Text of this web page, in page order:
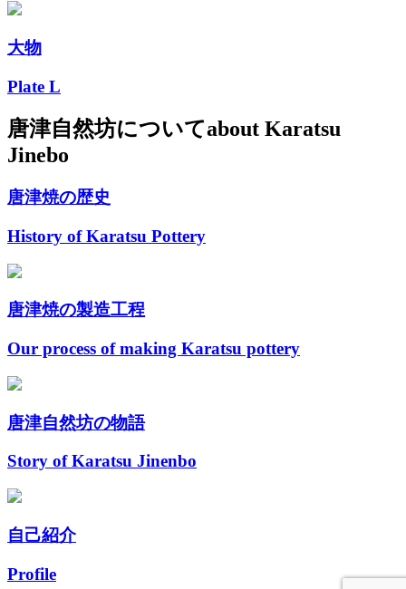
大物
Plate L
唐津自然坊についてabout Karatsu
Jinebo
唐津焼の歴史
History of Karatsu Pottery
唐津焼の製造工程
Our process of making Karatsu pottery
唐津自然坊の物語
Story of Karatsu Jinenbo
自己紹介
Profile